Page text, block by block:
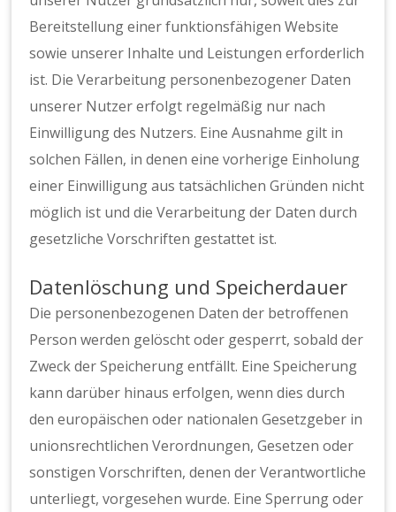
Bereitstellung einer funktionsfähigen Website
sowie unserer Inhalte und Leistungen erforderlich
ist. Die Verarbeitung personenbezogener Daten
unserer Nutzer erfolgt regelmäßig nur nach
Einwilligung des Nutzers. Eine Ausnahme gilt in
solchen Fällen, in denen eine vorherige Einholung
einer Einwilligung aus tatsächlichen Gründen nicht
möglich ist und die Verarbeitung der Daten durch
gesetzliche Vorschriften gestattet ist.
Datenlöschung und Speicherdauer
Die personenbezogenen Daten der betroffenen
Person werden gelöscht oder gesperrt, sobald der
Zweck der Speicherung entfällt. Eine Speicherung
kann darüber hinaus erfolgen, wenn dies durch
den europäischen oder nationalen Gesetzgeber in
unionsrechtlichen Verordnungen, Gesetzen oder
sonstigen Vorschriften, denen der Verantwortliche
unterliegt, vorgesehen wurde. Eine Sperrung oder